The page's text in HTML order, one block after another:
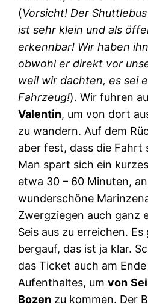
(Vorsicht! Der
ist sehr klein und als
erkennbar! Wir haben
obwohl er direkt vor
weil wir dachten, es sei
Fahrzeug!). Wir fuhren
Valentin, um von dort
zu wandern. Auf dem
aber fest, dass die Fahrt
Man spart sich ein
etwa 30 – 60 Minuten,
wunderschöne
Zwergziegen auch ganz
Seis aus zu erreichen.
bergauf, das ist ja klar.
das Ticket auch am
Aufenthaltes, umvon
Bozen zu kommen. Der